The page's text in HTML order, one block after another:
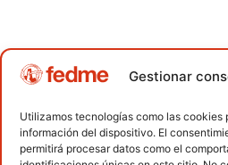
Gestionar
Utilizamos tecnologías como las cookies
información del dispositivo. El
permitirá procesar datos como el